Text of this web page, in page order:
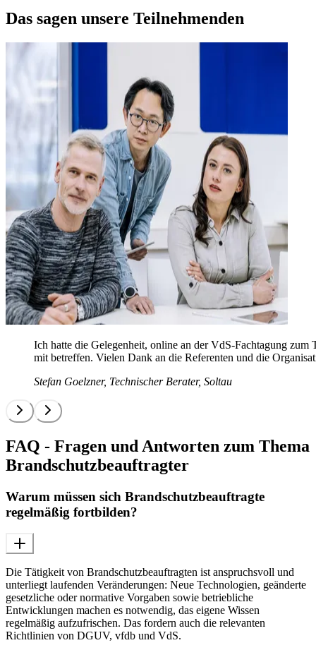
Das sagen unsere Teilnehmenden
Ich hatte die Gelegenheit, online an der VdS-Fachtagung
mit betreffen. Vielen Dank an die Referenten und die
Stefan Goelzner, Technischer Berater, Soltau
FAQ - Fragen und Antworten zum Thema
Brandschutzbeauftragter
Warum müssen sich Brandschutzbeauftragte
regelmäßig fortbilden?
Die Tätigkeit von Brandschutzbeauftragten ist anspruchsvoll und
unterliegt laufenden Veränderungen: Neue Technologien, geänderte
gesetzliche oder normative Vorgaben sowie betriebliche
Entwicklungen machen es notwendig, das eigene Wissen
regelmäßig aufzufrischen. Das fordern auch die relevanten
Richtlinien von DGUV, vfdb und VdS.